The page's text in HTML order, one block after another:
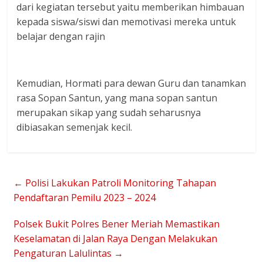
dari kegiatan tersebut yaitu memberikan himbauan
kepada siswa/siswi dan memotivasi mereka untuk
belajar dengan rajin
Kemudian, Hormati para dewan Guru dan tanamkan
rasa Sopan Santun, yang mana sopan santun
merupakan sikap yang sudah seharusnya
dibiasakan semenjak kecil.
← Polisi Lakukan Patroli Monitoring Tahapan
Pendaftaran Pemilu 2023 – 2024
Polsek Bukit Polres Bener Meriah Memastikan
Keselamatan di Jalan Raya Dengan Melakukan
Pengaturan Lalulintas →